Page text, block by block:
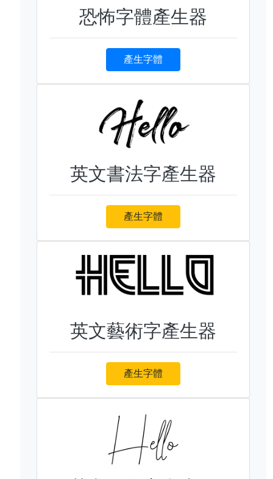
恐怖字體產生器
產生字體
英文書法字產生器
產生字體
英文藝術字產生器
產生字體